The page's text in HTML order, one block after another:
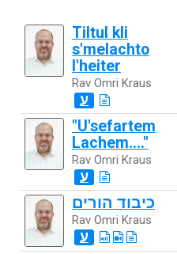
Tiltul kli
s'melachto
l'heiter
Rav Omri Kraus
ע
"U'sefartem
Lachem...."
Rav Omri Kraus
ע
כיבוד הורים
Rav Omri Kraus
ע